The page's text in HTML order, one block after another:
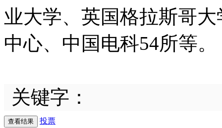
业大学、英国格拉斯哥
中心、中国电科54所等。
关键字：
投票